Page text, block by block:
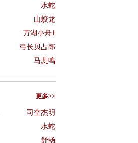
水蛇
山蛟龙
万湖小舟1
弓长贝占郎
马悲鸣
更多>>
司空杰明
水蛇
舒畅